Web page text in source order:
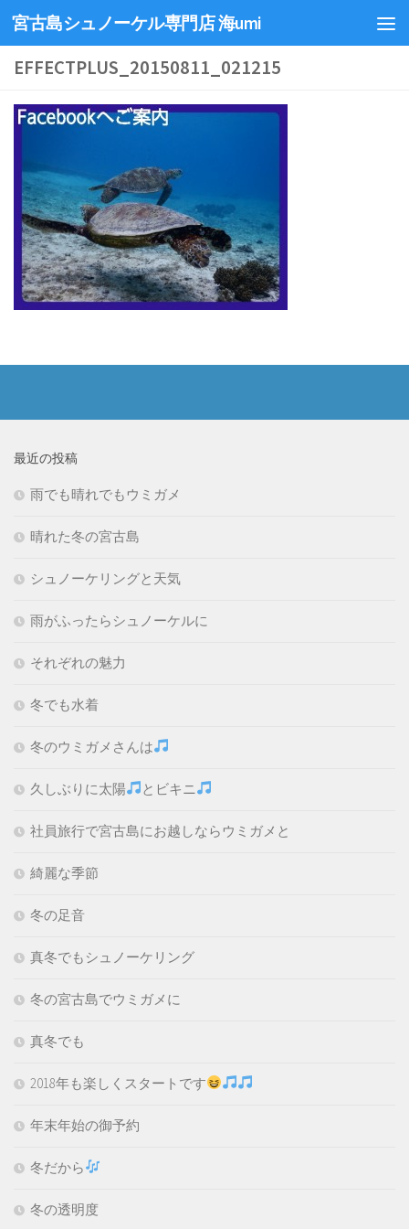
宮古島シュノーケル専門店 海umi
EFFECTPLUS_20150811_021215
最近の投稿
雨でも晴れでもウミガメ
晴れた冬の宮古島
シュノーケリングと天気
雨がふったらシュノーケルに
それぞれの魅力
冬でも水着
冬のウミガメさんは
久しぶりに太陽 とビキニ
社員旅行で宮古島にお越しならウミガメと
綺麗な季節
冬の足音
真冬でもシュノーケリング
冬の宮古島でウミガメに
真冬でも
2018年も楽しくスタートです
年末年始の御予約
冬だから
冬の透明度